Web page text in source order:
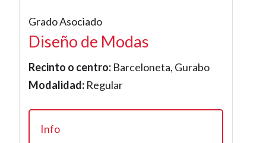
Grado Asociado
Diseño de Modas
Recinto o centro: Barceloneta, Gurabo
Modalidad: Regular
Info